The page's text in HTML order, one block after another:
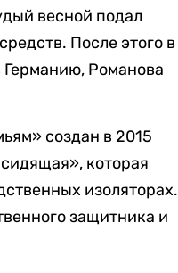
весной подал
После этого в
Романова
создан в 2015
которая
изоляторах.
защитника и